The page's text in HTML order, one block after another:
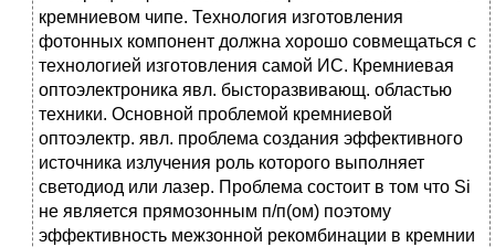
кремниевом чипе. Технология изготовления
фотонных компонент должна хорошо совмещаться с
технологией изготовления самой ИС. Кремниевая
оптоэлектроника явл. бысторазвивающ. областью
техники. Основной проблемой кремниевой
оптоэлектр. явл. проблема создания эффективного
источника излучения роль которого выполняет
светодиод или лазер. Проблема состоит в том что Si
не является прямозонным п/п(ом) поэтому
эффективность межзонной рекомбинации в кремнии